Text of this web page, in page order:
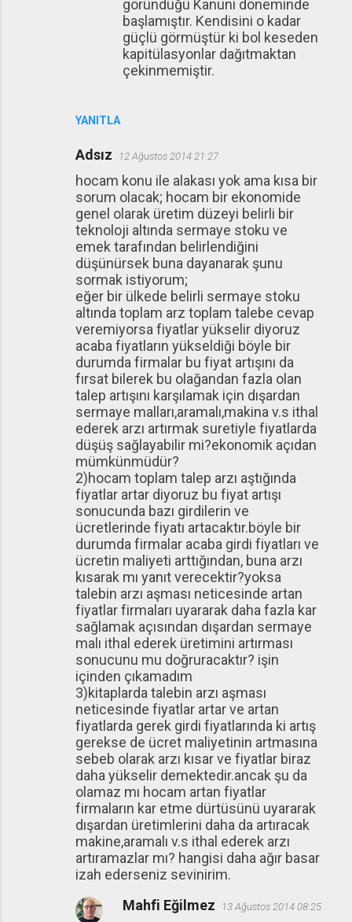
YANITLA
göründüğü Kanuni döneminde
başlamıştır. Kendisini o kadar
güçlü görmüştür ki bol keseden
kapitülasyonlar dağıtmaktan
çekinmemiştir.
Adsız 12 Ağustos 2014 21:27
hocam konu ile alakası yok ama kısa bir
sorum olacak; hocam bir ekonomide
genel olarak üretim düzeyi belirli bir
teknoloji altında sermaye stoku ve
emek tarafından belirlendiğini
düşünürsek buna dayanarak şunu
sormak istiyorum;
eğer bir ülkede belirli sermaye stoku
altında toplam arz toplam talebe cevap
veremiyorsa fiyatlar yükselir diyoruz
acaba fiyatların yükseldiği böyle bir
durumda firmalar bu fiyat artışını da
fırsat bilerek bu olağandan fazla olan
talep artışını karşılamak için dışardan
sermaye malları,aramalı,makina v.s ithal
ederek arzı artırmak suretiyle fiyatlarda
düşüş sağlayabilir mi?ekonomik açıdan
mümkünmüdür?
2)hocam toplam talep arzı aştığında
fiyatlar artar diyoruz bu fiyat artışı
sonucunda bazı girdilerin ve
ücretlerinde fiyatı artacaktır.böyle bir
durumda firmalar acaba girdi fiyatları ve
ücretin maliyeti arttığından, buna arzı
kısarak mı yanıt verecektir?yoksa
talebin arzı aşması neticesinde artan
fiyatlar firmaları uyararak daha fazla kar
sağlamak açısından dışardan sermaye
malı ithal ederek üretimini artırması
sonucunu mu doğruracaktır? işin
içinden çıkamadım
3)kitaplarda talebin arzı aşması
neticesinde fiyatlar artar ve artan
fiyatlarda gerek girdi fiyatlarında ki artış
gerekse de ücret maliyetinin artmasına
sebeb olarak arzı kısar ve fiyatlar biraz
daha yükselir demektedir.ancak şu da
olamaz mı hocam artan fiyatlar
firmaların kar etme dürtüsünü uyararak
dışardan üretimlerini daha da artıracak
makine,aramalı v.s ithal ederek arzı
artıramazlar mı? hangisi daha ağır basar
izah ederseniz sevinirim.
Mahfi Eğilmez 13 Ağustos 2014 08:25